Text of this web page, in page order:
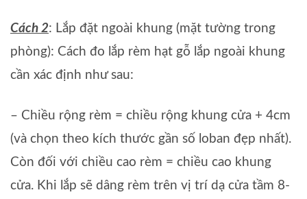
Cách 2: Lắp đặt ngoài khung (mặt tường trong
phòng): Cách đo lắp rèm hạt gỗ lắp ngoài khung
cần xác định như sau:
– Chiều rộng rèm = chiều rộng khung cửa + 4cm
(và chọn theo kích thước gần số loban đẹp nhất).
Còn đối với chiều cao rèm = chiều cao khung
cửa. Khi lắp sẽ dâng rèm trên vị trí dạ cửa tầm 8-